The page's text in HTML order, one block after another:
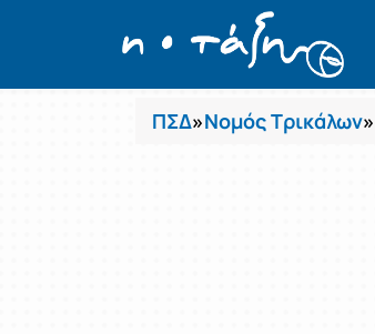
Μαθήματα
ΠΣΔ»Νομός Τρικάλων»